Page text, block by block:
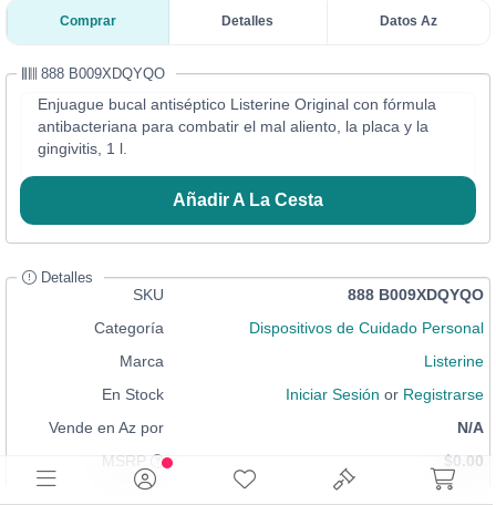
Comprar Detalles Datos Az
888 B009XDQYQO
Enjuague bucal antiséptico Listerine Original con fórmula
antibacteriana para combatir el mal aliento, la placa y la
gingivitis, 1 l.
Añadir A La Cesta
Detalles
SKU
888 B009XDQYQO
Categoría
Dispositivos de Cuidado Personal
Marca
Listerine
En Stock
Iniciar Sesión or Registrarse
Vende en Az por
N/A
MSRP
$0.00
Condición
Nuevo